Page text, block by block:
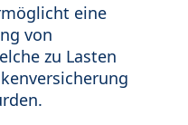
eine
von
zu Lasten